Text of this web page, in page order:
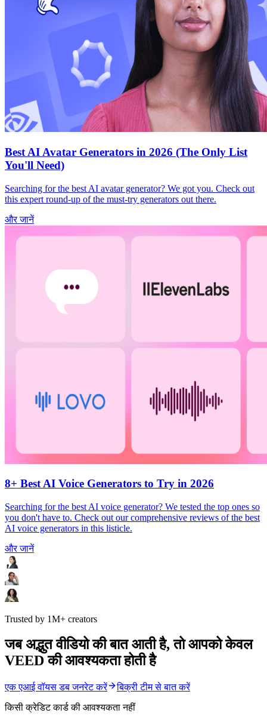
Best AI Avatar Generators in 2026 (The Only List
You'll Need)
Searching for the best AI avatar generator? We got you. Check out
this expert round-up of the must-try generators out there.
और जानें
8+ Best AI Voice Generators to Try in 2026
Searching for the best AI voice generator? We tested the top ones so
you don't have to. Check out our comprehensive reviews of the best
AI voice generators in this listicle.
और जानें
Trusted by 1M+ creators
जब अद्भुत वीडियो की बात आती है, तो आपको केवल
VEED की आवश्यकता होती है
एक एआई वॉयस डब जनरेट करें
बिक्री टीम से बात करें
किसी क्रेडिट कार्ड की आवश्यकता नहीं